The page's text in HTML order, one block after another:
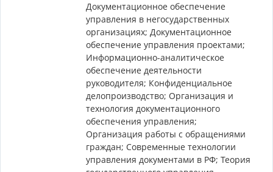
Документационное обеспечение
управления в негосударственных
организациях; Документационное
обеспечение управления проектами;
Информационно-аналитическое
обеспечение деятельности
руководителя; Конфиденциальное
делопроизводство; Организация и
технология документационного
обеспечения управления;
Организация работы с обращениями
граждан; Современные технологии
управления документами в РФ; Теория